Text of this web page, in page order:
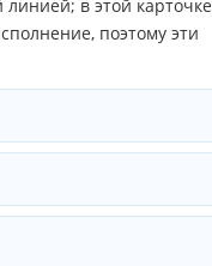
в этой карточке
поэтому эти